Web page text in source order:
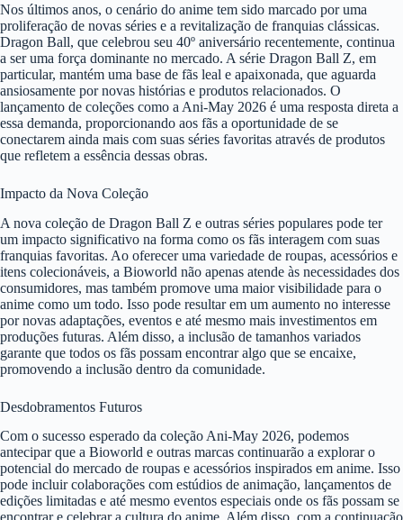
Nos últimos anos, o cenário do anime tem sido marcado por uma
proliferação de novas séries e a revitalização de franquias clássicas.
Dragon Ball, que celebrou seu 40º aniversário recentemente, continua
a ser uma força dominante no mercado. A série Dragon Ball Z, em
particular, mantém uma base de fãs leal e apaixonada, que aguarda
ansiosamente por novas histórias e produtos relacionados. O
lançamento de coleções como a Ani-May 2026 é uma resposta direta a
essa demanda, proporcionando aos fãs a oportunidade de se
conectarem ainda mais com suas séries favoritas através de produtos
que refletem a essência dessas obras.
Impacto da Nova Coleção
A nova coleção de Dragon Ball Z e outras séries populares pode ter
um impacto significativo na forma como os fãs interagem com suas
franquias favoritas. Ao oferecer uma variedade de roupas, acessórios e
itens colecionáveis, a Bioworld não apenas atende às necessidades dos
consumidores, mas também promove uma maior visibilidade para o
anime como um todo. Isso pode resultar em um aumento no interesse
por novas adaptações, eventos e até mesmo mais investimentos em
produções futuras. Além disso, a inclusão de tamanhos variados
garante que todos os fãs possam encontrar algo que se encaixe,
promovendo a inclusão dentro da comunidade.
Desdobramentos Futuros
Com o sucesso esperado da coleção Ani-May 2026, podemos
antecipar que a Bioworld e outras marcas continuarão a explorar o
potencial do mercado de roupas e acessórios inspirados em anime. Isso
pode incluir colaborações com estúdios de animação, lançamentos de
edições limitadas e até mesmo eventos especiais onde os fãs possam se